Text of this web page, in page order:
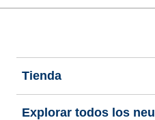
Tienda
Explorar todos los